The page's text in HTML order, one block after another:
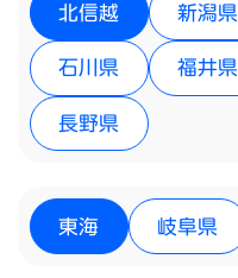
北信越 新潟県
石川県 福井県
長野県
東海 岐阜県